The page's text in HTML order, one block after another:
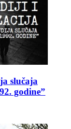
slučaja
godine”